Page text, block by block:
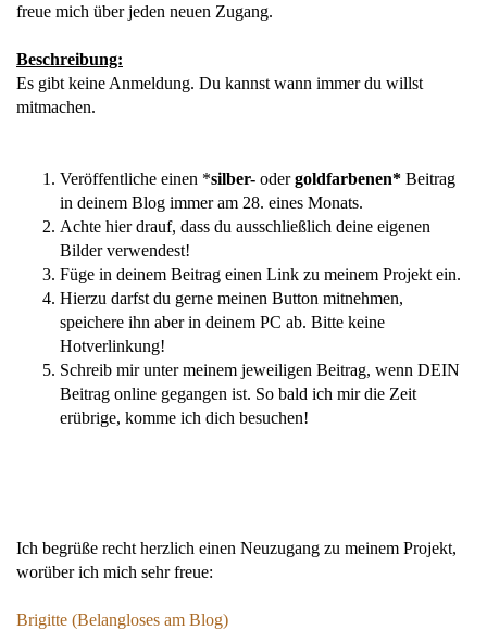
freue mich über jeden neuen Zugang.
Beschreibung:
Es gibt keine Anmeldung. Du kannst wann immer du willst
mitmachen.
Veröffentliche einen *silber- odergoldfarbenen* Beitrag
in deinem Blog immer am 28. eines Monats.
Achte hier drauf, dass du ausschließlich deine eigenen
Bilder verwendest!
Füge in deinem Beitrag einen Link zu meinem Projekt ein.
Hierzu darfst du gerne meinen Button mitnehmen,
speichere ihn aber in deinem PC ab. Bitte keine
Hotverlinkung!
Schreib mir unter meinem jeweiligen Beitrag, wenn DEIN
Beitrag online gegangen ist. So bald ich mir die Zeit
erübrige, komme ich dich besuchen!
Ich begrüße recht herzlich einen Neuzugang zu meinem Projekt,
worüber ich mich sehr freue:
Brigitte (Belangloses am Blog)